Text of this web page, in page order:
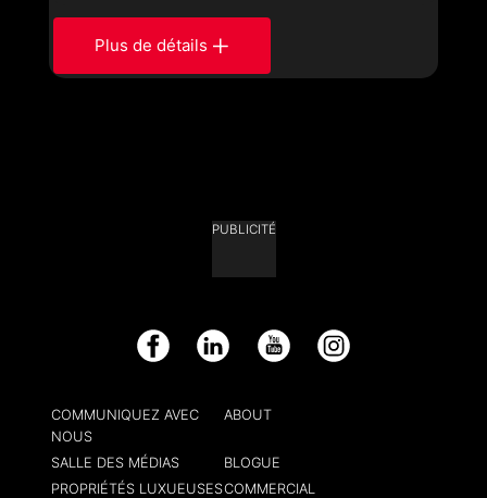
Plus de détails
PUBLICITÉ
Facebook LinkedIn YouTube Instagram
COMMUNIQUEZ AVEC
NOUS
ABOUT
SALLE DES MÉDIAS
BLOGUE
PROPRIÉTÉS LUXUEUSESCOMMERCIAL